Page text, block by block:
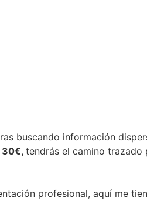
buscando información
30€, tendrás el camino trazado
profesional, aquí me